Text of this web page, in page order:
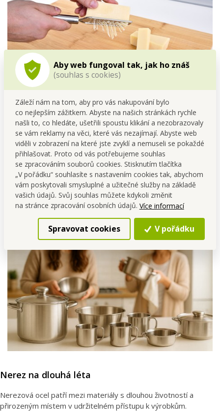
Aby web fungoval tak, jak ho znáš
(souhlas s cookies)
Záleží nám na tom, aby pro vás nakupování bylo
co nejlepším zážitkem. Abyste na našich stránkách rychle
našli to, co hledáte, ušetřili spoustu klikání a nezobrazovaly
se vám reklamy na věci, které vás nezajímají. Abyste web
viděli v zobrazení na které jste zvyklí a nemuseli se pokaždé
přihlašovat. Proto od vás potřebujeme souhlas
se zpracováním souborů cookies. Stisknutím tlačítka
„V pořádku“ souhlasíte s nastavením cookies tak, abychom
vám poskytovali smysluplné a užitečné služby na základě
vašich údajů. Svůj souhlas můžete kdykoli změnit
na stránce zpracování osobních údajů. Více informací
Spravovat cookies V pořádku
NA JEMNÉ STROUHÁNÍ
např. parmezán, čokoláda, tvrdé pečivo...
Nerez na dlouhá léta
Nerezová ocel patří mezi materiály s dlouhou životností a
přirozeným místem v udržitelném přístupu k výrobkům.